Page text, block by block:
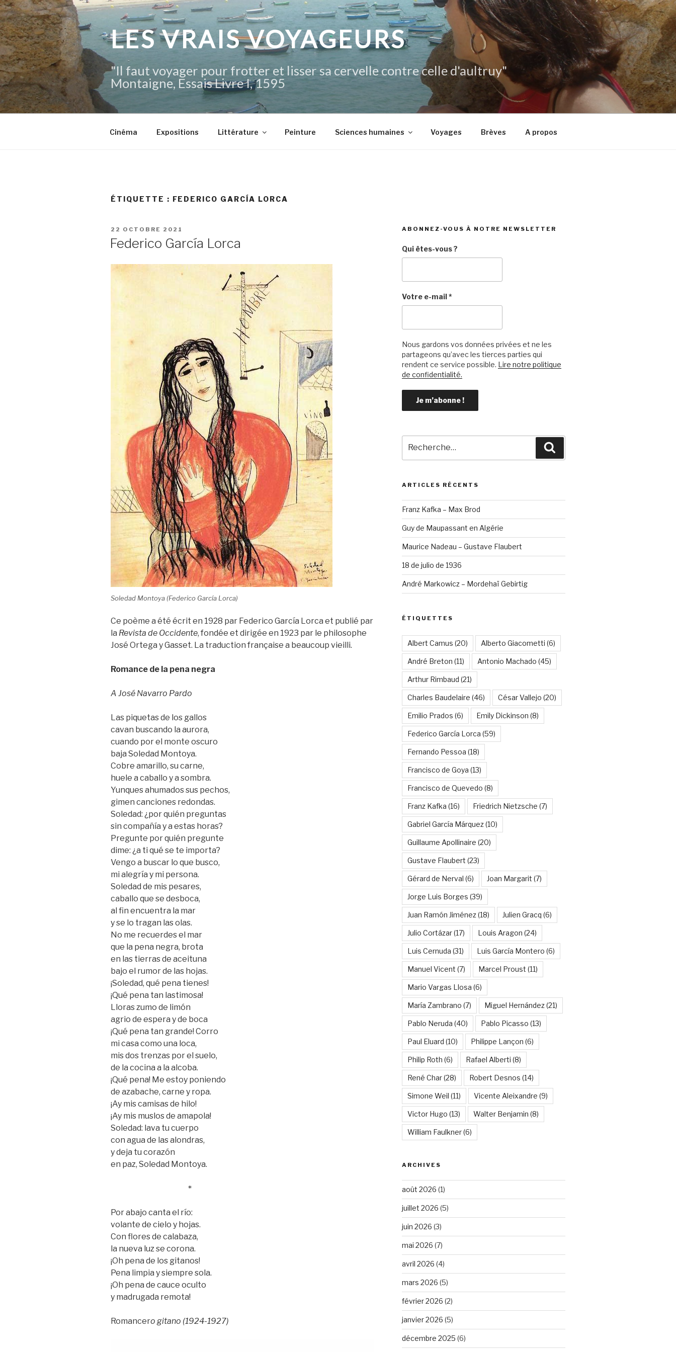
Aller
au
contenu
principal
LES VRAIS VOYAGEURS
"Il faut voyager pour frotter et lisser sa cervelle contre celle d'aultruy"
Montaigne, Essais Livre I, 1595
Cinéma Expositions Littérature Peinture Sciences humaines Voyages Brèves A propos
ÉTIQUETTE : FEDERICO GARCÍA LORCA
PUBLIÉ
22 OCTOBRE 2021
Federico García Lorca
Soledad Montoya (Federico García Lorca)
Ce poème a été écrit en 1928 par Federico García Lorca et publié par
la Revista de Occidente, fondée et dirigée en 1923 par le philosophe
José Ortega y Gasset. La traduction française a beaucoup vieilli.
Romance de la pena negra
A José Navarro Pardo
Las piquetas de los gallos
cavan buscando la aurora,
cuando por el monte oscuro
baja Soledad Montoya.
Cobre amarillo, su carne,
huele a caballo y a sombra.
Yunques ahumados sus pechos,
gimen canciones redondas.
Soledad: ¿por quién preguntas
sin compañía y a estas horas?
Pregunte por quién pregunte
dime: ¿a ti qué se te importa?
Vengo a buscar lo que busco,
mi alegría y mi persona.
Soledad de mis pesares,
caballo que se desboca,
al fin encuentra la mar
y se lo tragan las olas.
No me recuerdes el mar
que la pena negra, brota
en las tierras de aceituna
bajo el rumor de las hojas.
¡Soledad, qué pena tienes!
¡Qué pena tan lastimosa!
Lloras zumo de limón
agrio de espera y de boca
¡Qué pena tan grande! Corro
mi casa como una loca,
mis dos trenzas por el suelo,
de la cocina a la alcoba.
¡Qué pena! Me estoy poniendo
de azabache, carne y ropa.
¡Ay mis camisas de hilo!
¡Ay mis muslos de amapola!
Soledad: lava tu cuerpo
con agua de las alondras,
y deja tu corazón
en paz, Soledad Montoya.
                 *
Por abajo canta el río:
volante de cielo y hojas.
Con flores de calabaza,
la nueva luz se corona.
¡Oh pena de los gitanos!
Pena limpia y siempre sola.
¡Oh pena de cauce oculto
y madrugada remota!
Romancero gitano (1924-1927)
ABONNEZ-VOUS À NOTRE NEWSLETTER
Qui êtes-vous ?
Votre e-mail*
Nous gardons vos données privées et ne les
partageons qu’avec les tierces parties qui
rendent ce service possible. Lire notre politique
de confidentialité.
pour
:
ARTICLES RÉCENTS
Franz Kafka – Max Brod
Guy de Maupassant en Algérie
Maurice Nadeau – Gustave Flaubert
18 de julio de 1936
André Markowicz – Mordehaï Gebirtig
ÉTIQUETTES
Albert Camus (20) Alberto Giacometti (6)
André Breton (11) Antonio Machado (45)
Arthur Rimbaud (21)
Charles Baudelaire (46) César Vallejo (20)
Emilio Prados (6) Emily Dickinson (8)
Federico García Lorca (59)
Fernando Pessoa (18)
Francisco de Goya (13)
Francisco de Quevedo (8)
Franz Kafka (16) Friedrich Nietzsche (7)
Gabriel García Márquez(10)
Guillaume Apollinaire (20)
Gustave Flaubert (23)
Gérard de Nerval (6) Joan Margarit (7)
Jorge Luis Borges (39)
Juan Ramón Jiménez(18) Julien Gracq (6)
Julio Cortázar(17) Louis Aragon (24)
Luis Cernuda (31) Luis García Montero (6)
Manuel Vicent (7) Marcel Proust (11)
Mario Vargas Llosa (6)
María Zambrano (7) Miguel Hernández(21)
Pablo Neruda (40) Pablo Picasso (13)
Paul Eluard (10) Philippe Lançon (6)
Philip Roth (6) Rafael Alberti (8)
René Char(28) Robert Desnos (14)
Simone Weil (11) Vicente Aleixandre (9)
Victor Hugo (13) Walter Benjamin (8)
William Faulkner(6)
ARCHIVES
août 2026 (1)
juillet 2026 (5)
juin 2026 (3)
mai 2026 (7)
avril 2026 (4)
mars 2026 (5)
février 2026 (2)
janvier 2026 (5)
décembre 2025 (6)